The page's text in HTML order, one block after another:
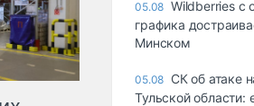
05.08 Wildberries с
графика
Минском
05.08 СК об атаке
Тульской области: